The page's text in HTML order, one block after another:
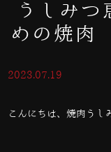
うしみつ
めの焼肉
2023.07.19
こんにちは、焼肉うし